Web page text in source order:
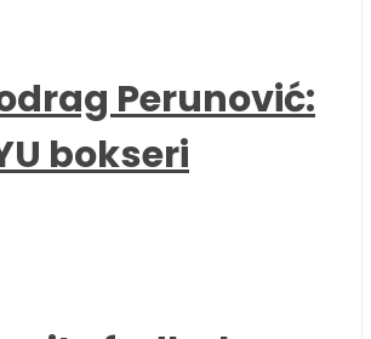
Perunović:
bokseri